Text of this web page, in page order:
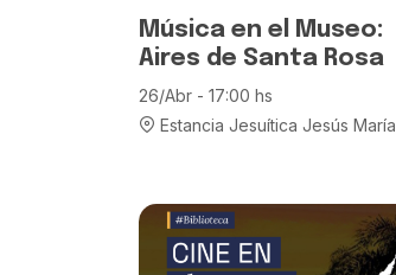
Música en el Museo:
Aires de Santa Rosa
26/Abr - 17:00 hs
Estancia Jesuítica Jesús María